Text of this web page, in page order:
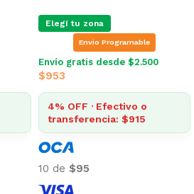
Elegí tu zona
Envio Programable
Envío gratis desde $2.500
$953
4% OFF · Efectivo o
transferencia: $915
10 de $95